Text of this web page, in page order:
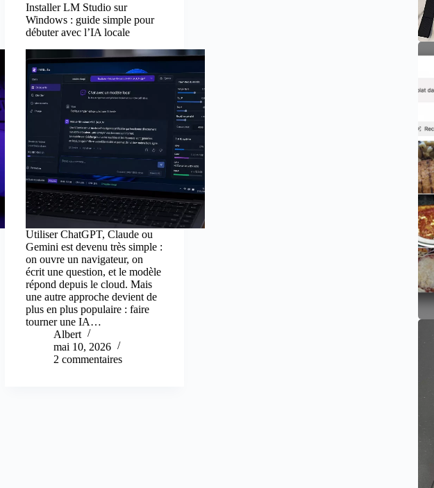
Installer LM Studio sur
Windows : guide simple pour
débuter avec l’IA locale
Utiliser ChatGPT, Claude ou
Gemini est devenu très simple :
on ouvre un navigateur, on
écrit une question, et le modèle
répond depuis le cloud. Mais
une autre approche devient de
plus en plus populaire : faire
tourner une IA…
Albert
mai 10, 2026
2 commentaires